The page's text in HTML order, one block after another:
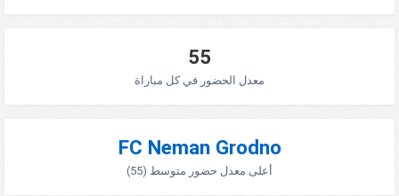
55
معدل الحضور في كل مباراة
FC Neman Grodno
أعلى معدل حضور متوسط (55)